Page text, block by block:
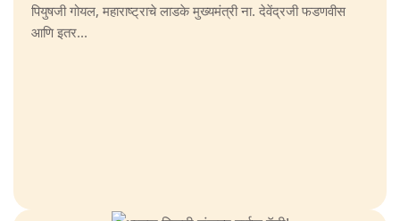
पियुषजी गोयल, महाराष्ट्राचे लाडके मुख्यमंत्री ना. देवेंद्रजी फडणवीस
आणि इतर...